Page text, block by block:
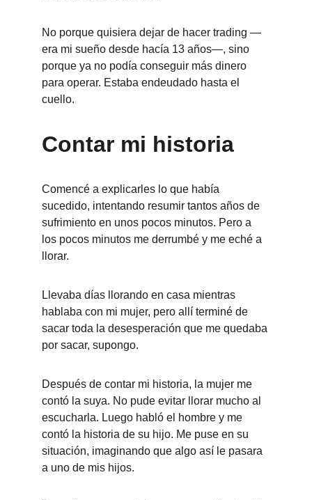
No porque quisiera dejar de hacer trading —
era mi sueño desde hacía 13 años—, sino
porque ya no podía conseguir más dinero
para operar. Estaba endeudado hasta el
cuello.
Contar mi historia
Comencé a explicarles lo que había
sucedido, intentando resumir tantos años de
sufrimiento en unos pocos minutos. Pero a
los pocos minutos me derrumbé y me eché a
llorar.
Llevaba días llorando en casa mientras
hablaba con mi mujer, pero allí terminé de
sacar toda la desesperación que me quedaba
por sacar, supongo.
Después de contar mi historia, la mujer me
contó la suya. No pude evitar llorar mucho al
escucharla. Luego habló el hombre y me
contó la historia de su hijo. Me puse en su
situación, imaginando que algo así le pasara
a uno de mis hijos.